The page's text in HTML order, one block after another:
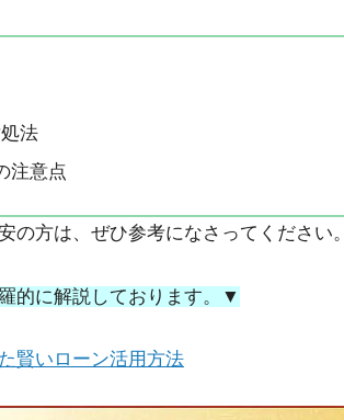
法
注意点
の方は、ぜひ参考になさってください。
的に解説しております。▼
賢いローン活用方法